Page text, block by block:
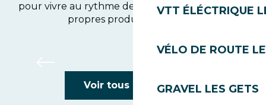
VTT ÉLÉCTRIQUE
VÉLO DE ROUTE
GRAVEL LES GETS
pour vivre au rythme de la station et cuisiner ses
propres produits du terroir.
Hoffmann Sandrine
Voir tous les hôtels